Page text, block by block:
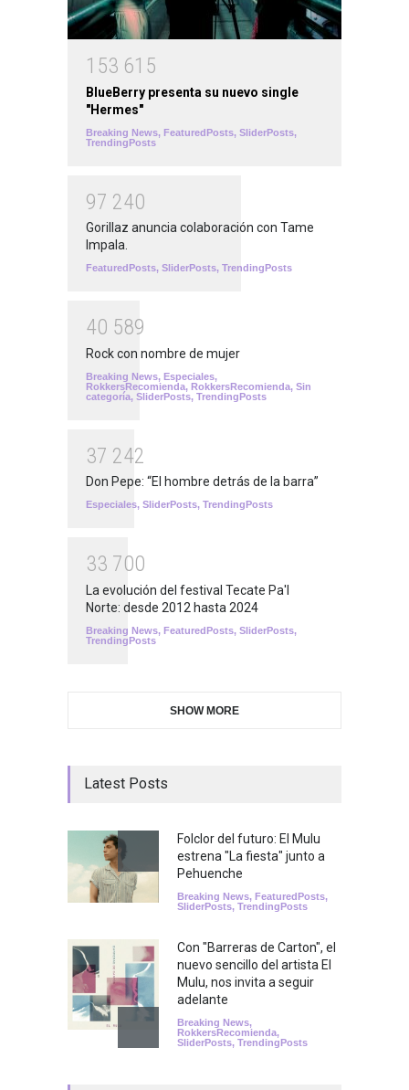
1 53 61 5
BlueBerry presenta su nuevo single
"Hermes"
Breaking News, FeaturedPosts, SliderPosts,
TrendingPosts
97 240
Gorillaz anuncia colaboración con Tame
Impala.
FeaturedPosts, SliderPosts, TrendingPosts
40 589
Rock con nombre de mujer
Breaking News, Especiales,
RokkersRecomienda, RokkersRecomienda, Sin
categoría, SliderPosts, TrendingPosts
37 242
Don Pepe: “El hombre detrás de la barra”
Especiales, SliderPosts, TrendingPosts
33 700
La evolución del festival Tecate Pa'l
Norte: desde 2012 hasta 2024
Breaking News, FeaturedPosts, SliderPosts,
TrendingPosts
SHOW MORE
Latest Posts
Folclor del futuro: El Mulu
estrena "La fiesta" junto a
Pehuenche
Breaking News, FeaturedPosts,
SliderPosts, TrendingPosts
Con "Barreras de Carton", el
nuevo sencillo del artista El
Mulu, nos invita a seguir
adelante
Breaking News,
RokkersRecomienda,
SliderPosts, TrendingPosts